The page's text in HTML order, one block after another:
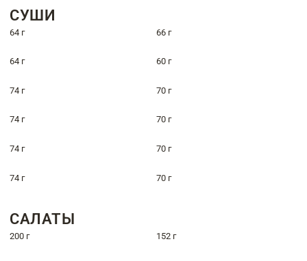
СУШИ
64 г 66 г
64 г 60 г
74 г 70 г
74 г 70 г
74 г 70 г
74 г 70 г
САЛАТЫ
200 г 152 г